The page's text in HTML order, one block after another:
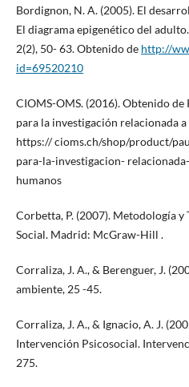
Bordignon, N. A. (2005). El
El diagrama epigenético del
2(2), 50- 63. Obtenido de http://
id=69520210
CIOMS-OMS. (2016). Obtenido
para la investigación relacionada
https:// cioms.ch/shop/product/
para-la-investigacion-
humanos
Corbetta, P. (2007). Metodología y
Social. Madrid: McGraw-Hill .
Corraliza, J. A., & Berenguer, J.
ambiente, 25 -45.
Corraliza, J. A., & Ignacio, A. J.
Intervención Psicosocial.
275.